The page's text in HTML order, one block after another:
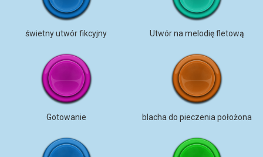
świetny utwór fikcyjny Utwór na melodię fletową
Gotowanie blacha do pieczenia położona